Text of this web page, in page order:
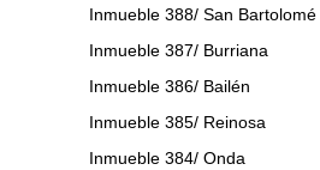
Inmueble 388/ San
Inmueble 387/ Burriana
Inmueble 386/ Bailén
Inmueble 385/ Reinosa
Inmueble 384/ Onda